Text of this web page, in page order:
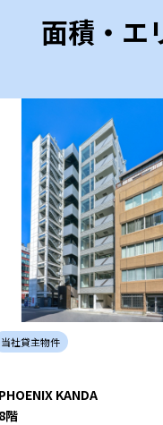
面積・エ
当社貸主物件
PHOENIX KANDA
8階